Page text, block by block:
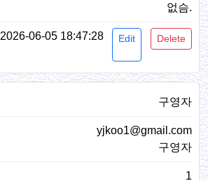
없슴.
2026-06-05 18:47:28 Edit Delete
구영자
yjkoo1@gmail.com
구영자
1